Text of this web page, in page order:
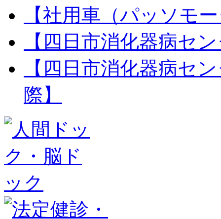
【社用車（パッソモ
【四日市消化器病セ
【四日市消化器病セ
際】